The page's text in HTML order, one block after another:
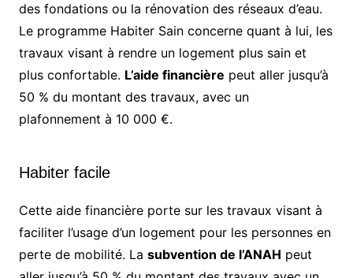
des fondations ou la rénovation des réseaux d’eau.
Le programme Habiter Sain concerne quant à lui, les
travaux visant à rendre un logement plus sain et
plus confortable. L’aide financière peut aller jusqu’à
50 % du montant des travaux, avec un
plafonnement à 10 000 €.
Habiter facile
Cette aide financière porte sur les travaux visant à
faciliter l’usage d’un logement pour les personnes en
perte de mobilité. La subvention de l’ANAH peut